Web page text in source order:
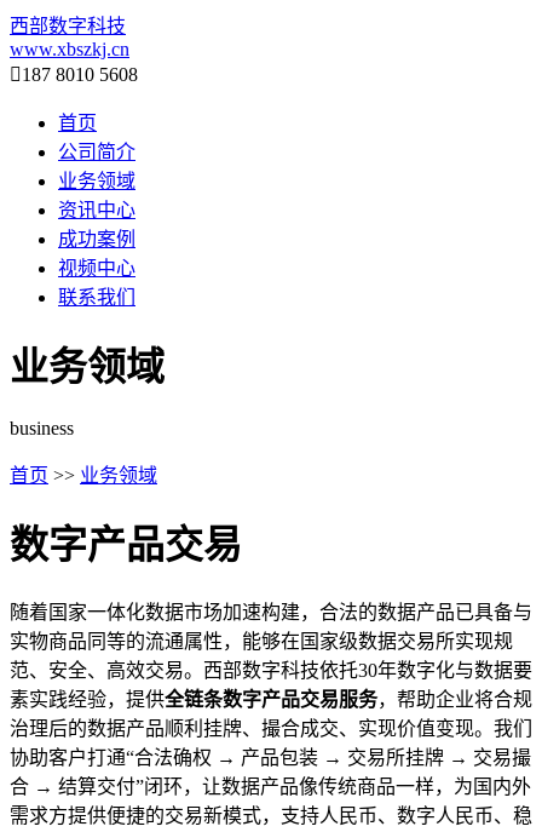
西部数字科技
www.xbszkj.cn
187 8010 5608
首页
公司简介
业务领域
资讯中心
成功案例
视频中心
联系我们
业务领域
business
首页 >> 业务领域
数字产品交易
随着国家一体化数据市场加速构建，合法的数据产品已具备与
实物商品同等的流通属性，能够在国家级数据交易所实现规
范、安全、高效交易。西部数字科技依托30年数字化与数据要
素实践经验，提供全链条数字产品交易服务，帮助企业将合规
治理后的数据产品顺利挂牌、撮合成交、实现价值变现。我们
协助客户打通“合法确权 → 产品包装 → 交易所挂牌 → 交易撮
合 → 结算交付”闭环，让数据产品像传统商品一样，为国内外
需求方提供便捷的交易新模式，支持人民币、数字人民币、稳